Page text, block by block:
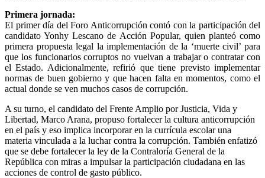
Primera jornada:
El primer día del Foro Anticorrupción contó con la participación del
candidato Yonhy Lescano de Acción Popular, quien planteó como
primera propuesta legal la implementación de la ‘muerte civil’ para
que los funcionarios corruptos no vuelvan a trabajar o contratar con
el Estado. Adicionalmente, refirió que tiene previsto implementar
normas de buen gobierno y que hacen falta en momentos, como el
actual donde se ven muchos casos de corrupción.
A su turno, el candidato del Frente Amplio por Justicia, Vida y
Libertad, Marco Arana, propuso fortalecer la cultura anticorrupción
en el país y eso implica incorporar en la currícula escolar una
materia vinculada a la luchar contra la corrupción. También enfatizó
que se debe fortalecer la ley de la Contraloría General de la
República con miras a impulsar la participación ciudadana en las
acciones de control de gasto público.